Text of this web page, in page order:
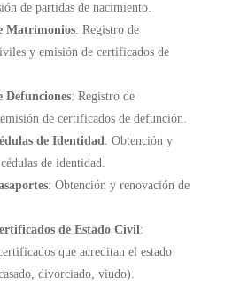
de partidas de nacimiento.
Matrimonios: Registro de
y emisión de certificados de
Defunciones: Registro de
de certificados de defunción.
de Identidad: Obtención y
de identidad.
: Obtención y renovación de
de Estado Civil:
que acreditan el estado
divorciado, viudo).